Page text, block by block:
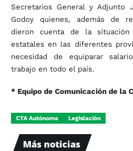
Secretarios General y Adjunto
Godoy quienes, además de
dieron cuenta de la
estatales en las diferentes
necesidad de equiparar
trabajo en todo el país.
* Equipo de Comunicación de la
CTA Autónoma Legislación
Más noticias